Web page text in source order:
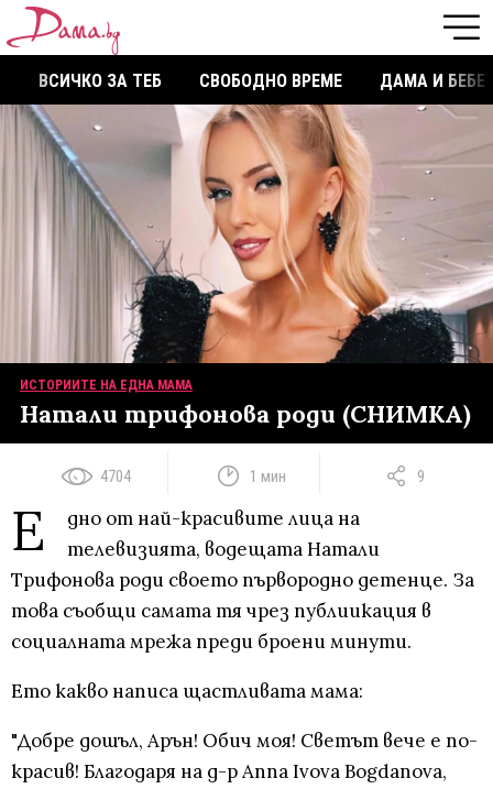
ВСИЧКО ЗА ТЕБ СВОБОДНО ВРЕМЕ ДАМА И БЕБЕ
ИСТОРИИТЕ НА ЕДНА МАМА
Натали трифонова роди (СНИМКА)
4704 1 мин 9
Е
дно от най-красивите лица на
телевизията, водещата Натали
Трифонова роди своето първородно детенце. За
това съобщи самата тя чрез публиикация в
социалната мрежа преди броени минути.
Ето какво написа щастливата мама:
"Добре дошъл, Арън! Обич моя! Светът вече е по-
красив! Благодаря на д-р Anna Ivova Bogdanova,